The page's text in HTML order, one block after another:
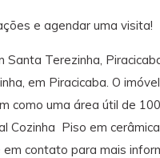
e agendar uma visita!
Santa Terezinha,
em Piracicaba. O
como uma área útil de
Cozinha Piso em
contato para mais